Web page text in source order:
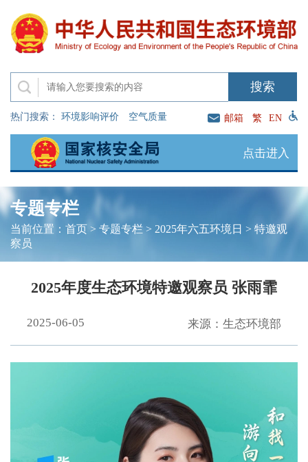
热门搜索： 环境影响评价 空气质量 邮箱 繁 EN
点击进入
专题专栏
当前位置： 首页> 专题专栏> 2025年六五环境日 > 特邀观
察员
2025年度生态环境特邀观察员 张雨霏
2025-06-05 来源：生态环境部